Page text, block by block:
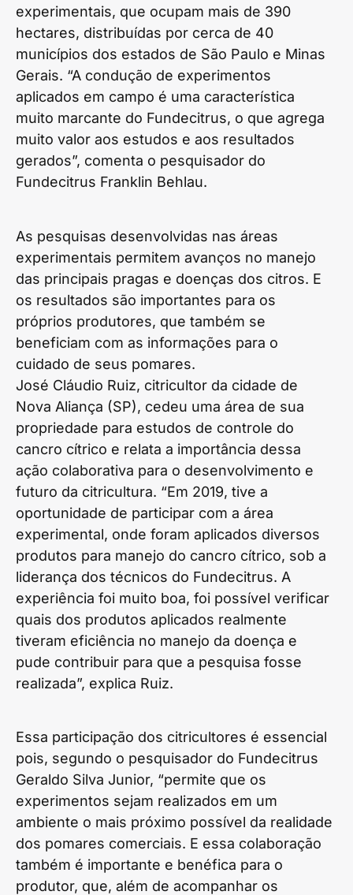
experimentais, que ocupam mais de 390
hectares, distribuídas por cerca de 40
municípios dos estados de São Paulo e Minas
Gerais. “A condução de experimentos
aplicados em campo é uma característica
muito marcante do Fundecitrus, o que agrega
muito valor aos estudos e aos resultados
gerados”, comenta o pesquisador do
Fundecitrus Franklin Behlau.
As pesquisas desenvolvidas nas áreas
experimentais permitem avanços no manejo
das principais pragas e doenças dos citros. E
os resultados são importantes para os
próprios produtores, que também se
beneficiam com as informações para o
cuidado de seus pomares.
José Cláudio Ruiz, citricultor da cidade de
Nova Aliança (SP), cedeu uma área de sua
propriedade para estudos de controle do
cancro cítrico e relata a importância dessa
ação colaborativa para o desenvolvimento e
futuro da citricultura. “Em 2019, tive a
oportunidade de participar com a área
experimental, onde foram aplicados diversos
produtos para manejo do cancro cítrico, sob a
liderança dos técnicos do Fundecitrus. A
experiência foi muito boa, foi possível verificar
quais dos produtos aplicados realmente
tiveram eficiência no manejo da doença e
pude contribuir para que a pesquisa fosse
realizada”, explica Ruiz.
Essa participação dos citricultores é essencial
pois, segundo o pesquisador do Fundecitrus
Geraldo Silva Junior, “permite que os
experimentos sejam realizados em um
ambiente o mais próximo possível da realidade
dos pomares comerciais. E essa colaboração
também é importante e benéfica para o
produtor, que, além de acompanhar os